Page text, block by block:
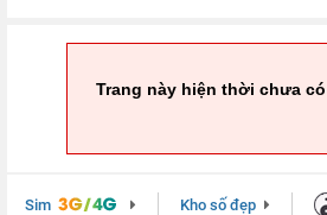
Trang này hiện thời chưa
Sim Kho số đẹp